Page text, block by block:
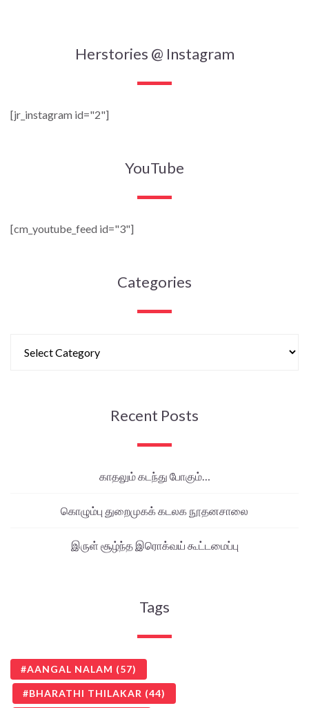
Herstories @ Instagram
[jr_instagram id="2"]
YouTube
[cm_youtube_feed id="3"]
Categories
Recent Posts
காதலும் கடந்து போகும்…
கொழும்பு துறைமுகக் கடலக நூதனசாலை
இருள் சூழ்ந்த இரொக்வய் கூட்டமைப்பு
Tags
AANGAL NALAM (57)
BHARATHI THILAKAR (44)